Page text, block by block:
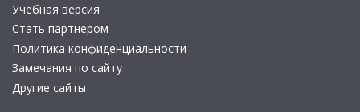
Учебная версия
Стать партнером
Политика конфиденциальности
Замечания по сайту
Другие сайты